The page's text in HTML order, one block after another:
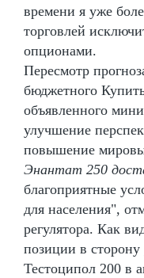
времени я уже
торговлей
опционами.
Пересмотр
бюджетного
объявленного
улучшение
повышение
Энантат 250
благоприятные
для населения",
регулятора. Как
позиции в сторону
Тестоципол 200 в